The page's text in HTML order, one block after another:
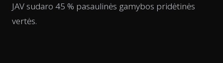
JAV sudaro 45 % pasaulinės gamybos pridėtinės
vertės.